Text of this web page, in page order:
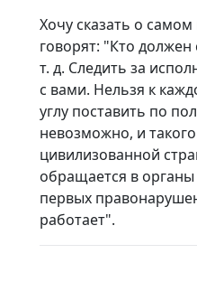
Хочу сказать о
говорят: "Кто должен
т. д. Следить за
с вами. Нельзя к
углу поставить по
невозможно, и
цивилизованной
обращается в
первых
работает".